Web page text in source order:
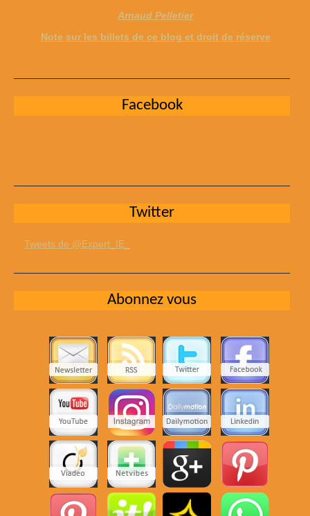
Arnaud Pelletier
Note sur les billets de ce blog et droit de réserve
Facebook
Twitter
Tweets de @Expert_IE_
Abonnez vous